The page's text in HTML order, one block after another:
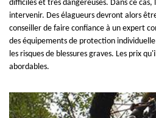
difficiles et très dangereuses. Dans ce cas,
intervenir. Des élagueurs devront alors
conseiller de faire confiance à un expert
des équipements de protection
les risques de blessures graves. Les prix
abordables.